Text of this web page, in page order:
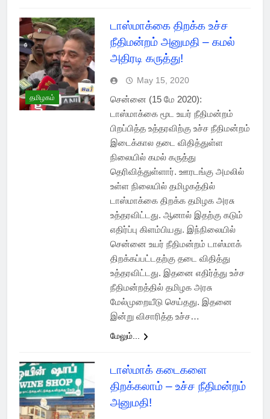
தமிழகம்
டாஸ்மாக்கை திறக்க உச்ச
நீதிமன்றம் அனுமதி – கமல்
அதிரடி கருத்து!
May 15, 2020
சென்னை (15 மே 2020):
டாஸ்மாக்கை மூட உயர் நீதிமன்றம்
பிறப்பித்த உத்தரவிற்கு உச்ச நீதிமன்றம்
இடைக்கால தடை விதித்துள்ள
நிலையில் கமல் கருத்து
தெரிவித்துள்ளார். ஊரடங்கு அமலில்
உள்ள நிலையில் தமிழகத்தில்
டாஸ்மாக்கை திறக்க தமிழக அரசு
உத்தரவிட்டது. ஆனால் இதற்கு கடும்
எதிர்ப்பு கிளம்பியது. இந்நிலையில்
சென்னை உயர் நீதிமன்றம் டாஸ்மாக்
திறக்கப்பட்டதற்கு தடை விதித்து
உத்தரவிட்டது. இதனை எதிர்த்து உச்ச
நீதிமன்றத்தில் தமிழக அரசு
மேல்முறையீடு செய்தது. இதனை
இன்று விசாரித்த உச்ச…
மேலும்...
டாஸ்மாக் கடைகளை
திறக்கலாம் – உச்ச நீதிமன்றம்
அனுமதி!